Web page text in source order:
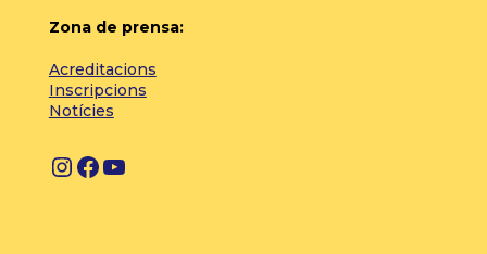
Zona de prensa:
Acreditacions
Inscripcions
Notícies
I
F Y